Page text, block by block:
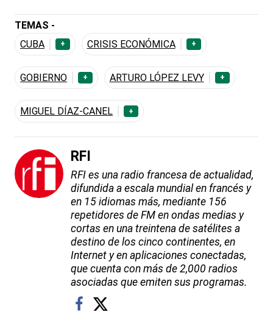
TEMAS -
CUBA
+ CRISIS ECONÓMICA +
GOBIERNO + ARTURO LÓPEZ LEVY +
MIGUEL DÍAZ-CANEL +
RFI
RFI es una radio francesa de actualidad,
difundida a escala mundial en francés y
en 15 idiomas más, mediante 156
repetidores de FM en ondas medias y
cortas en una treintena de satélites a
destino de los cinco continentes, en
Internet y en aplicaciones conectadas,
que cuenta con más de 2,000 radios
asociadas que emiten sus programas.